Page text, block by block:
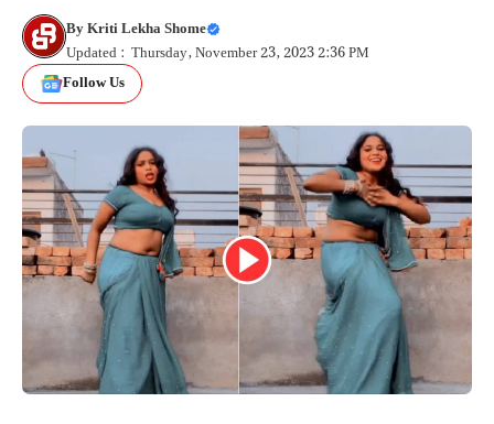
ByKriti Lekha Shome
Updated : Thursday, November 23, 2023 2:36 PM
Follow Us